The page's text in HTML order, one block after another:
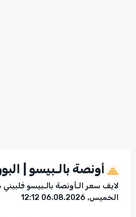
أونصة بالـبيسو |
لايف سعر الـأونصة بالـبيسو
الخميس, 06.08.2026 12:12